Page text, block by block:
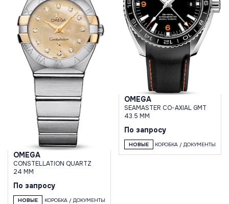
OMEGA
CONSTELLATION QUARTZ
24 MM
По запросу
НОВЫЕ КОРОБКА / ДОКУМЕНТЫ
OMEGA
SEAMASTER CO-AXIAL GMT
43.5 MM
По запросу
НОВЫЕ КОРОБКА / ДОКУМЕНТЫ